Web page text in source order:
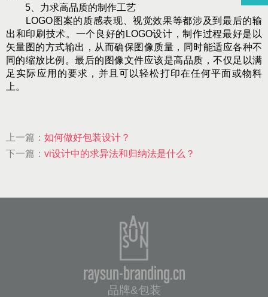
5、力求高品质的制作工艺
LOGO图案的质感表现、视觉效果等都涉及到最后的输
出和印刷技术。一个良好的LOGO设计，制作过程最好是以
矢量图的方式输出，从而确保图像质量，同时能适应各种不
同的缩放比例。最后的图像文件应该是高品质，不仅足以满
足实际应用的要求，并且可以轻松打印在任何平面或物料
上。
上一篇： 如何做好包装设计？
下一篇： vi设计中的求异法和归纳法是什么？
raysun-branding.cn
品牌&包装